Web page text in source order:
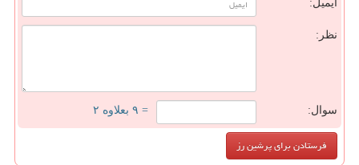
ایمیل:
نظر:
سوال: = ۹ بعلاوه ۲